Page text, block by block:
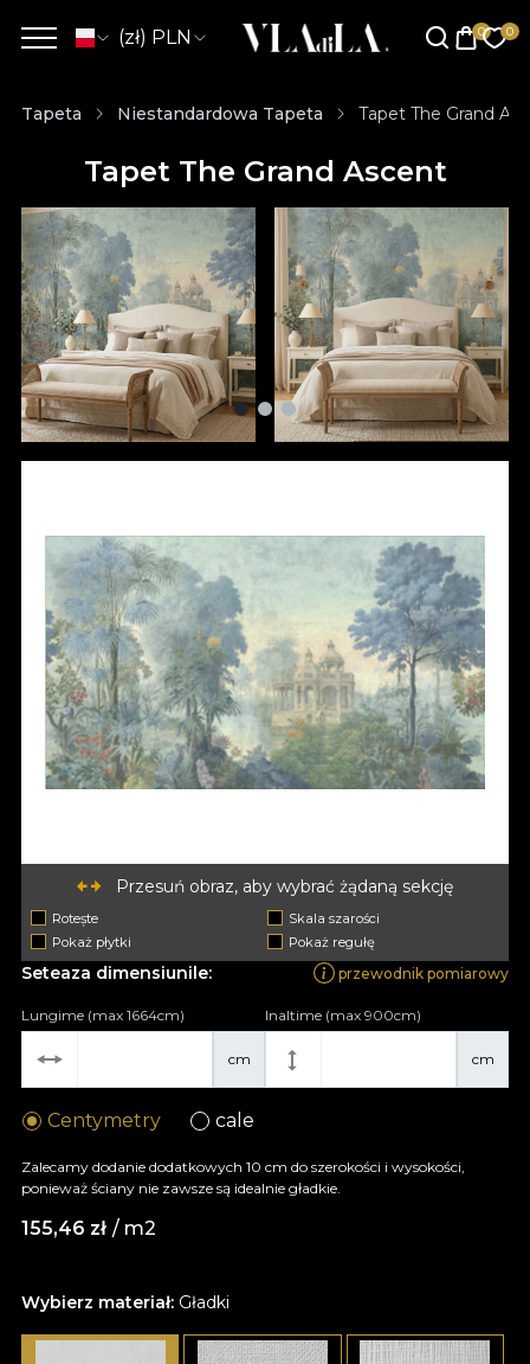
(zł) PLN
Tapeta Niestandardowa Tapeta Tapet The Grand
Tapet The Grand Ascent
Przesuń obraz, aby wybrać żądaną sekcję
Rotește
Skala szarości
Pokaż płytki
Pokaż regułę
Wybierz materiał: Gładki
Seteaza dimensiunile: przewodnik pomiarowy
cm
Lungime (max 1664cm)
cm
Inaltime (max 900cm)
Centymetry cale
Zalecamy dodanie dodatkowych 10 cm do szerokości i wysokości,
ponieważ ściany nie zawsze są idealnie gładkie.
155,46 zł / m2